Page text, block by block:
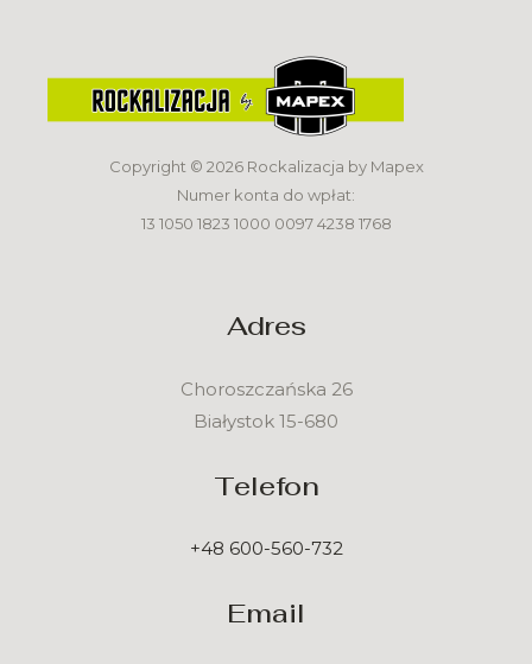
Copyright © 2026 Rockalizacja by Mapex
Numer konta do wpłat:
13 1050 1823 1000 0097 4238 1768
Adres
Choroszczańska 26
Białystok 15-680
Telefon
+48 600-560-732
Email